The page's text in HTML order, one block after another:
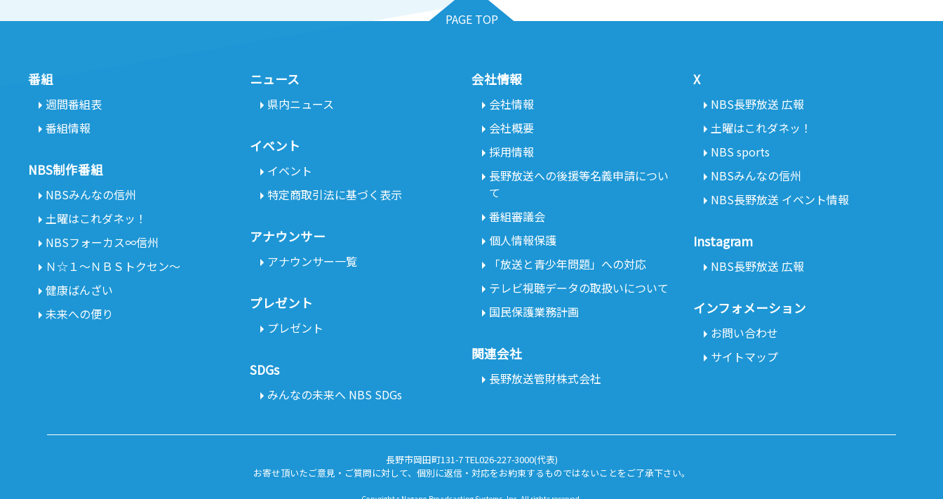
PAGE TOP
番組
週間番組表
番組情報
NBS制作番組
NBSみんなの信州
土曜はこれダネッ！
NBSフォーカス∞信州
Ｎ☆１～ＮＢＳトクセン～
健康ばんざい
未来への便り
ニュース
県内ニュース
イベント
イベント
特定商取引法に基づく表示
アナウンサー
アナウンサー一覧
プレゼント
プレゼント
SDGs
みんなの未来へ NBS SDGs
会社情報
会社情報
会社概要
採用情報
長野放送への後援等名義申請につい
て
番組審議会
個人情報保護
「放送と青少年問題」への対応
テレビ視聴データの取扱いについて
国民保護業務計画
関連会社
長野放送管財株式会社
X
NBS長野放送 広報
土曜はこれダネッ！
NBS sports
NBSみんなの信州
NBS長野放送 イベント情報
Instagram
NBS長野放送 広報
インフォメーション
お問い合わせ
サイトマップ
長野市岡田町131-7 TEL026-227-3000(代表)
お寄せ頂いたご意見・ご質問に対して、個別に返信・対応をお約束するものではないことをご了承下さい。